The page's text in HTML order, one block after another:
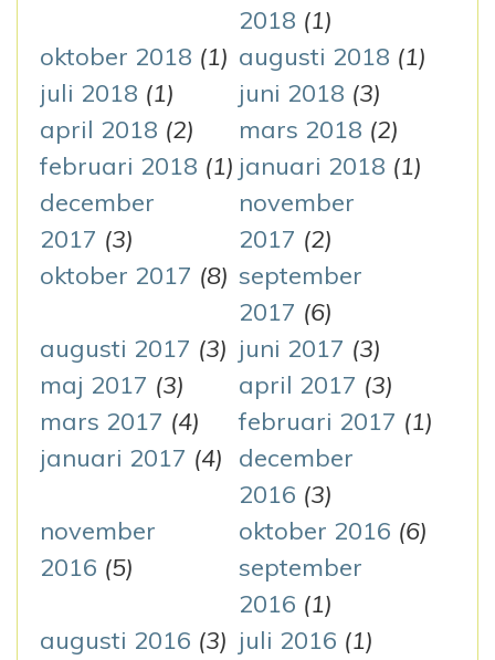
2018 (1)
oktober 2018 (1) augusti 2018 (1)
juli 2018 (1) juni 2018 (3)
april 2018 (2) mars 2018 (2)
februari 2018 (1) januari 2018 (1)
december
2017 (3)
november
2017 (2)
oktober 2017 (8) september
2017 (6)
augusti 2017 (3) juni 2017 (3)
maj 2017 (3) april 2017 (3)
mars 2017 (4) februari 2017 (1)
januari 2017 (4)
december
2016 (3)
november
2016 (5)
oktober 2016 (6)
september
2016 (1)
augusti 2016 (3) juli 2016 (1)